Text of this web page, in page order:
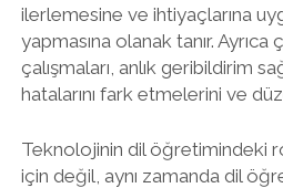
ilerlemesine ve ihtiyaçlarına
yapmasına olanak tanır.
çalışmaları, anlık geribildirim
hatalarını fark etmelerini ve
Teknolojinin dil öğretimindeki
için değil, aynı zamanda dil